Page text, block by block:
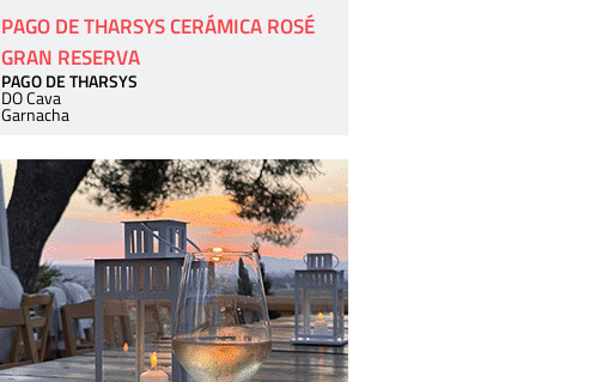
PAGO DE THARSYS CERÁMICA ROSÉ
GRAN RESERVA
PAGO DE THARSYS
DO Cava
Garnacha